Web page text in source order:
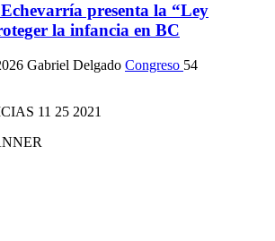
presenta la “Ley
la infancia en BC
Gabriel Delgado Congreso 54